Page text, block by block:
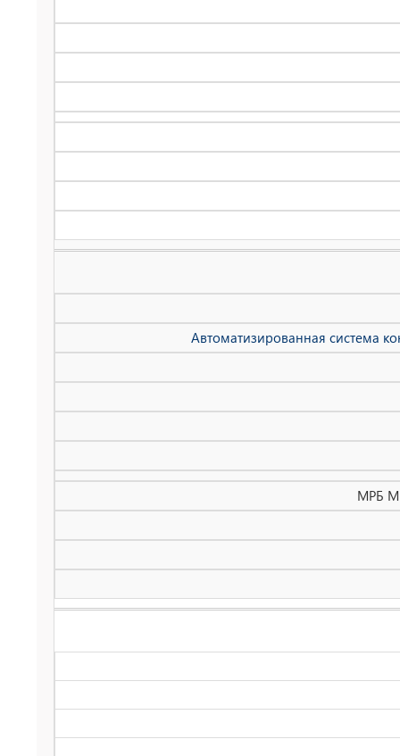
Автоматизированная система
МРБ